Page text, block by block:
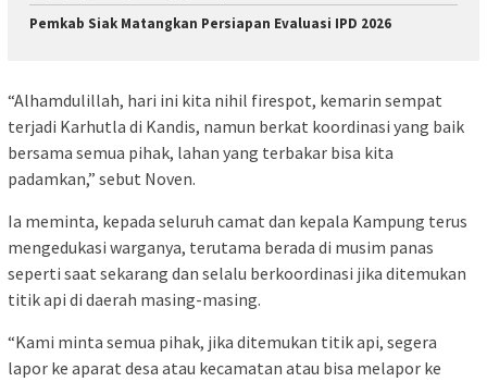
Pemkab Siak Matangkan Persiapan Evaluasi IPD 2026
“Alhamdulillah, hari ini kita nihil firespot, kemarin sempat
terjadi Karhutla di Kandis, namun berkat koordinasi yang baik
bersama semua pihak, lahan yang terbakar bisa kita
padamkan,” sebut Noven.
Ia meminta, kepada seluruh camat dan kepala Kampung terus
mengedukasi warganya, terutama berada di musim panas
seperti saat sekarang dan selalu berkoordinasi jika ditemukan
titik api di daerah masing-masing.
“Kami minta semua pihak, jika ditemukan titik api, segera
lapor ke aparat desa atau kecamatan atau bisa melapor ke